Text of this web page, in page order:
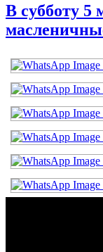
В субботу 5